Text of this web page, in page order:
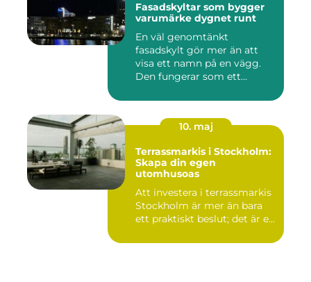
Fasadskyltar som bygger
varumärke dygnet runt
En väl genomtänkt
fasadskylt gör mer än att
visa ett namn på en vägg.
Den fungerar som ett
10. maj
Terrassmarkis i Stockholm:
Skapa din egen
utomhusoas
Att investera i terrassmarkis
Stockholm är mer än bara
ett praktiskt beslut; det är e...